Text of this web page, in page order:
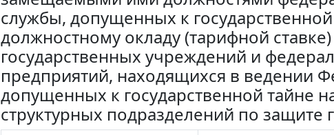
службы, допущенных к
должностному окладу (тарифной
государственных учреждений и
предприятий, находящихся в ведении
допущенных к государственной тайне
структурных подразделений по защите